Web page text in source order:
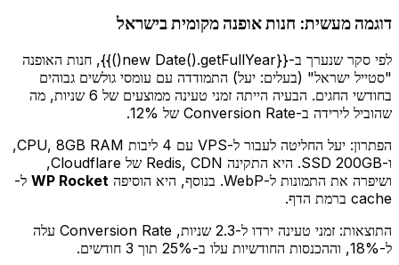
דוגמה מעשית: חנות אופנה מקומית בישראל
לפי סקר שנערך ב-{{new Date().getFullYear()}}, חנות האופנה
"סטייל ישראל" (בעלים: יעל) התמודדה עם עומסי גולשים גבוהים
בחודשי החגים. הבעיה הייתה זמני טעינה ממוצעים של 6 שניות, מה
שהוביל לירידה ב-Conversion Rate של 12%.
הפתרון: יעל החליטה לעבור ל-VPS עם 4 ליבות CPU, 8GB RAM,
ו-SSD 200GB. היא התקינה Redis, CDN של Cloudflare,
ושיפרה את התמונות ל-WebP. בנוסף, היא הוסיפה
WP Rocket ל-
cache ברמת הדף.
התוצאות: זמני טעינה ירדו ל-2.3 שניות, Conversion Rate עלה
ל-18%, וההכנסות החודשיות עלו ב-25% תוך 3 חודשים.